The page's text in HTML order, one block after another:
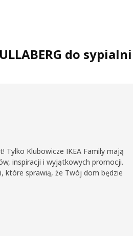
do sypialni
Tylko Klubowicze IKEA Family mają
inspiracji i wyjątkowych promocji.
które sprawią, że Twój dom będzie